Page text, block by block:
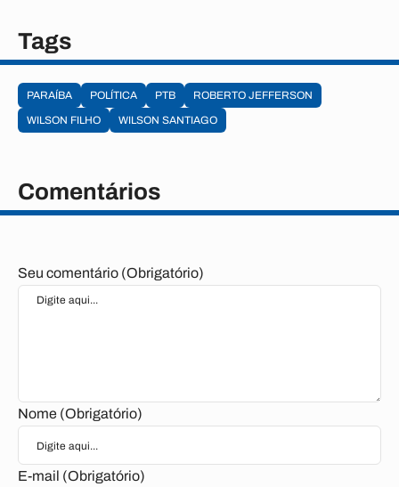
Tags
PARAÍBA POLÍTICA PTB
ROBERTO JEFFERSON
WILSON FILHO
WILSON SANTIAGO
Comentários
Seu comentário (Obrigatório)
Nome (Obrigatório)
E-mail (Obrigatório)